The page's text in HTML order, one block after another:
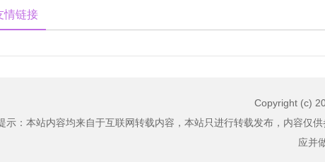
情链接
Copyright (c)
示：本站内容均来自于互联网转载内容，本站只进行转载发布，内容仅
应并